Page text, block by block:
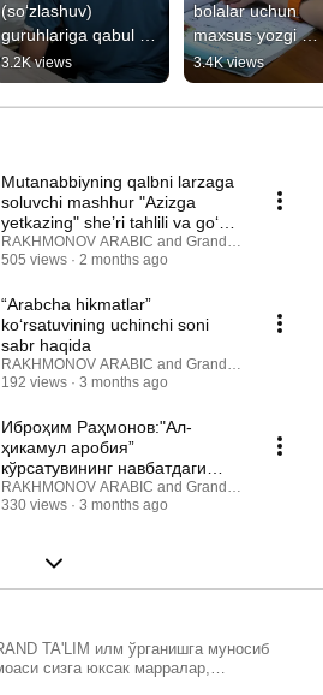
(so‘zlashuv)
guruhlariga qabul
boshlandi!
3.2K views
bolalar uchun
maxsus yozgi
dastur!
3.4K views
Mutanabbiyning qalbni larzaga
soluvchi mashhur "Azizga
yetkazing" she’ri tahlili va go‘zal
tarjimasi
RAKHMONOV ARABIC and Grand Ta'lim NTM
505 views
2 months ago
“Arabcha hikmatlar”
koʻrsatuvining uchinchi soni
sabr haqida
RAKHMONOV ARABIC and Grand Ta'lim NTM
192 views
3 months ago
Иброҳим Раҳмонов:"Ал-
ҳикамул аробия”
кўрсатувининг навбатдаги
сонида илм ўрганиш ҳақида
RAKHMONOV ARABIC and Grand Ta'lim NTM
330 views
3 months ago